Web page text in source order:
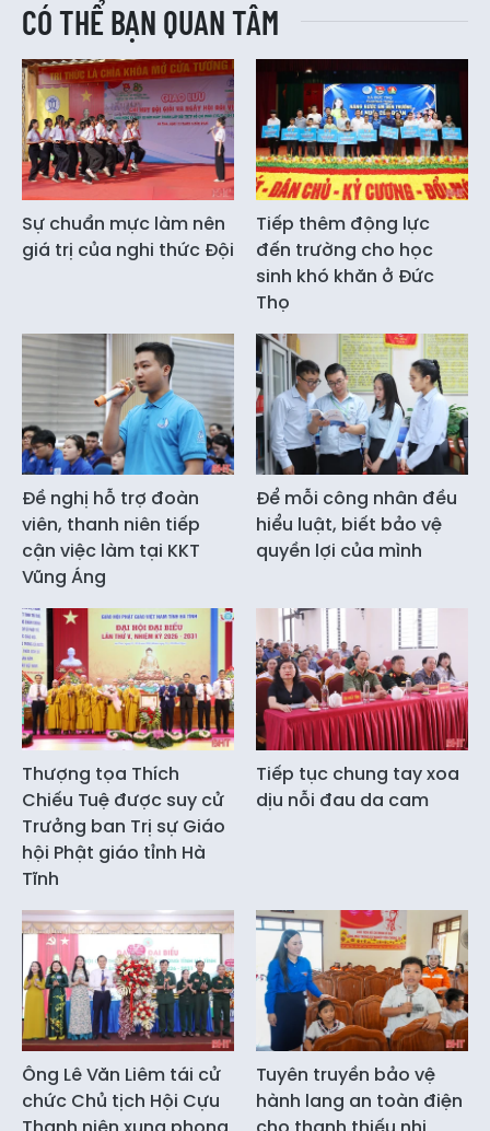
CÓ THỂ BẠN QUAN TÂM
Sự chuẩn mực làm nên
giá trị của nghi thức Đội
Tiếp thêm động lực
đến trường cho học
sinh khó khăn ở Đức
Thọ
Đề nghị hỗ trợ đoàn
viên, thanh niên tiếp
cận việc làm tại KKT
Vũng Áng
Để mỗi công nhân đều
hiểu luật, biết bảo vệ
quyền lợi của mình
Thượng tọa Thích
Chiếu Tuệ được suy cử
Trưởng ban Trị sự Giáo
hội Phật giáo tỉnh Hà
Tĩnh
Tiếp tục chung tay xoa
dịu nỗi đau da cam
Ông Lê Văn Liêm tái cử
chức Chủ tịch Hội Cựu
Tuyên truyền bảo vệ
hành lang an toàn điện